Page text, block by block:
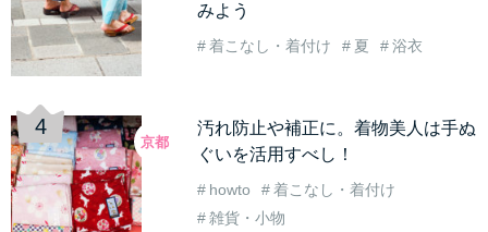
みよう
着こなし・着付け 夏 浴衣
汚れ防止や補正に。着物美人は手ぬ
ぐいを活用すべし！
howto
着こなし・着付け
雑貨・小物
京都